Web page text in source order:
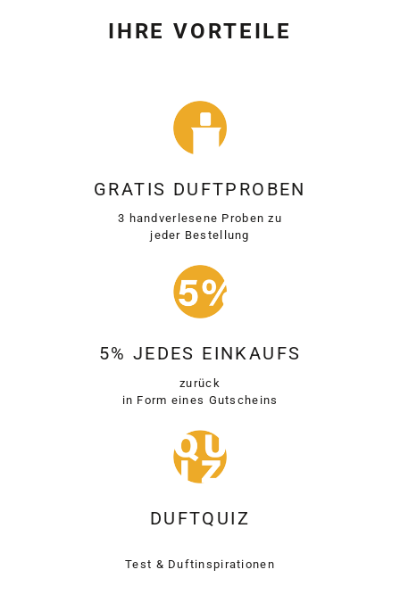
IHRE VORTEILE
GRATIS DUFTPROBEN
3 handverlesene Proben zu
jeder Bestellung
5% JEDES EINKAUFS
zurück
in Form eines Gutscheins
DUFTQUIZ
Test & Duftinspirationen